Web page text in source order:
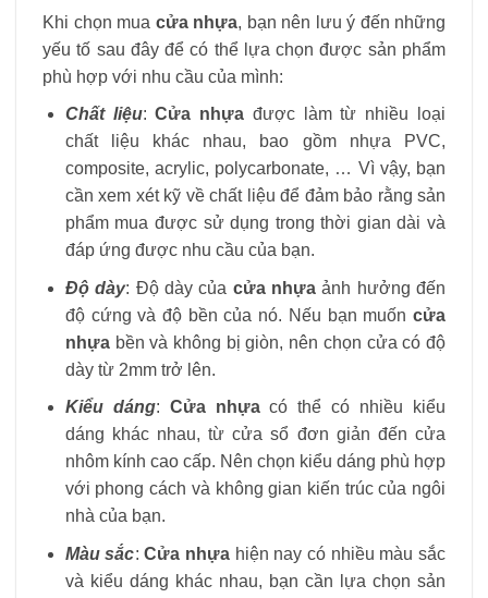
Khi chọn mua cửa nhựa, bạn nên lưu ý đến những
yếu tố sau đây để có thể lựa chọn được sản phẩm
phù hợp với nhu cầu của mình:
Chất liệu:Cửa nhựa được làm từ nhiều loại
chất liệu khác nhau, bao gồm nhựa PVC,
composite, acrylic, polycarbonate, … Vì vậy, bạn
cần xem xét kỹ về chất liệu để đảm bảo rằng sản
phẩm mua được sử dụng trong thời gian dài và
đáp ứng được nhu cầu của bạn.
Độ dày: Độ dày của cửa nhựaảnh hưởng đến
độ cứng và độ bền của nó. Nếu bạn muốn cửa
nhựabền và không bị giòn, nên chọn cửa có độ
dày từ 2mm trở lên.
Kiểu dáng: Cửa nhựacó thể có nhiều kiểu
dáng khác nhau, từ cửa sổ đơn giản đến cửa
nhôm kính cao cấp. Nên chọn kiểu dáng phù hợp
với phong cách và không gian kiến trúc của ngôi
nhà của bạn.
Màu sắc:Cửa nhựahiện nay có nhiều màu sắc
và kiểu dáng khác nhau, bạn cần lựa chọn sản